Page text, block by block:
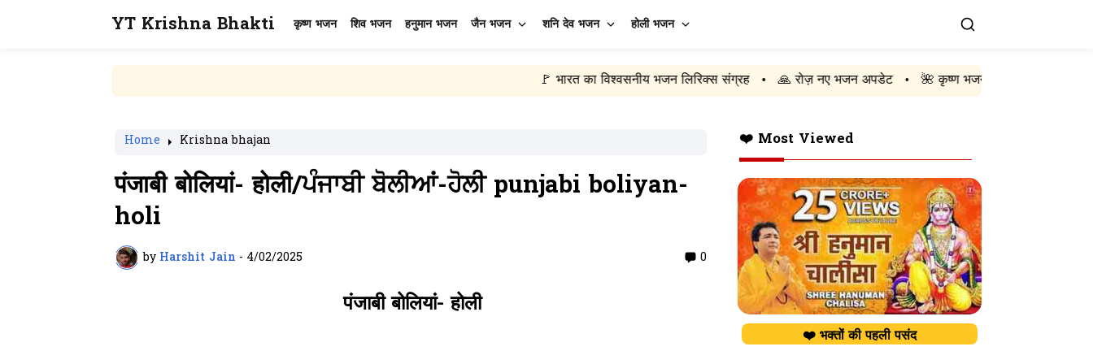
YT Krishna Bhakti कृष्ण भजन शिव भजन हनुमान भजन जैन भजन शनि देव भजन होली भजन
🚩 भारत का विश्वसनीय भजन लिरिक्स संग्रह • 🙏 रोज़ नए भजन अपडेट • 🌺 कृष्ण भजन • 🚩 राम भजन
Home Krishna bhajan
पंजाबी बोलियां- होली/ਪੰਜਾਬੀ ਬੋਲੀਆਂ-ਹੋਲੀ punjabi boliyan-
holi
by Harshit Jain - 4/02/2025 0
पंजाबी बोलियां- होली
❤️ Most Viewed
❤️ भक्तों की पहली पसंद